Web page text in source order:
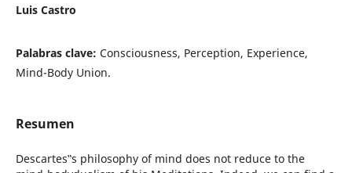
Luis Castro
Palabras clave: Consciousness, Perception, Experience,
Mind-Body Union.
Resumen
Descartes‟s philosophy of mind does not reduce to the